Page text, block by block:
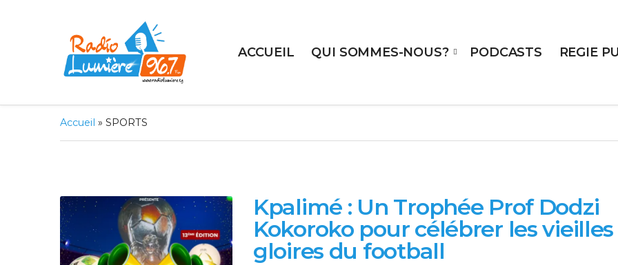
ACCUEIL QUI SOMMES-NOUS? PODCASTS REGIE
Accueil » SPORTS
Kpalimé : Un Trophée Prof Dodzi
Kokoroko pour célébrer les vieilles
gloires du football